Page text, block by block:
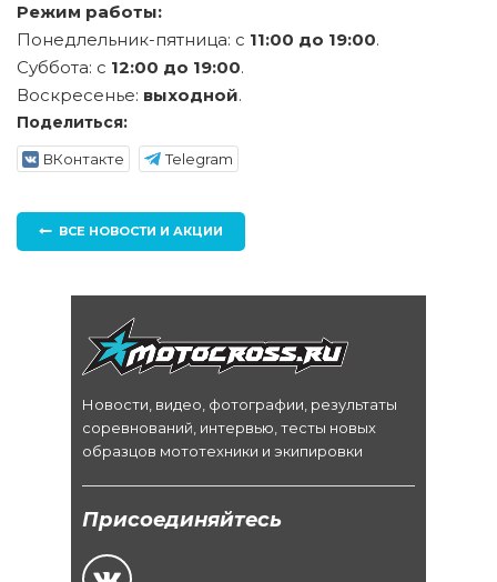
Режим работы:
Понедлельник-пятница: с 11:00 до 19:00.
Суббота: с 12:00 до 19:00.
Воскресенье: выходной.
Поделиться:
ВКонтакте Telegram
ВСЕ НОВОСТИ И АКЦИИ
Новости, видео, фотографии, результаты
соревнований, интервью, тесты новых
образцов мототехники и экипировки
Присоединяйтесь